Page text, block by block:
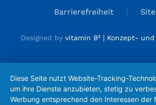
Barrierefreiheit
Designed by vitamin B² | Konzept-
Diese Seite nutzt Website-Tracking-
um ihre Dienste anzubieten, stetig zu
Werbung entsprechend den Interessen der